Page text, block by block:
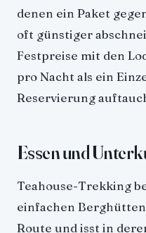
denen ein Paket
oft günstiger
Festpreise mit den
pro Nacht als ein
Reservierung
Essen und
Teahouse-Trekking
einfachen
Route und isst in